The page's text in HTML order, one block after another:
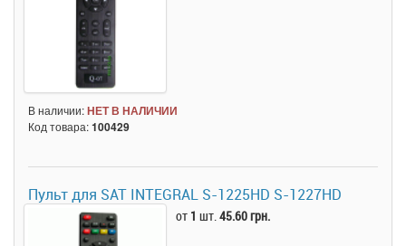
В наличии:НЕТ В НАЛИЧИИ
Код товара:100429
Пульт для SAT INTEGRAL S-1225HD S-1227HD
от 1 шт.45.60 грн.